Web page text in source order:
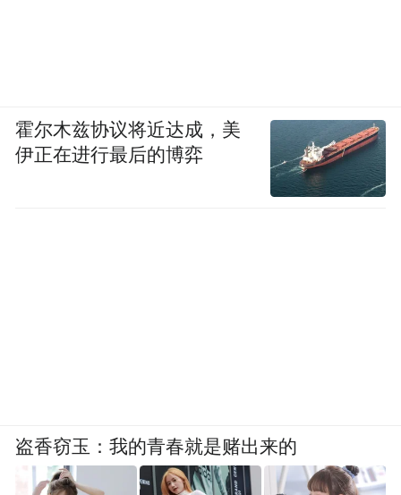
霍尔木兹协议将近达成，美
伊正在进行最后的博弈
盗香窃玉：我的青春就是赌出来的